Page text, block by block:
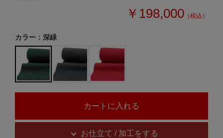
￥198,000 （税込）
カラー：深緑
お仕立て / 加工をする